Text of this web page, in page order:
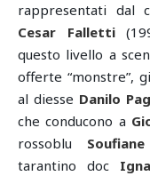
rappresentati dal
Cesar Falletti
questo livello a
offerte “monstre”,
al diesse Danilo
che conducono a
rossoblu
tarantino doc